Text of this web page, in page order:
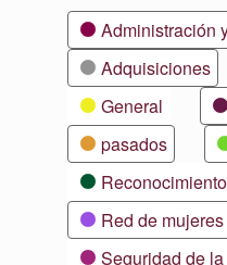
CategoríasAdministración
Adquisiciones
General
pasados
Red de
Seguridad de